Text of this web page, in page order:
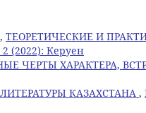
ТЕОРЕТИЧЕСКИЕ И
(2022): Керуен
ЧЕРТЫ ХАРАКТЕРА,
КАЗАХСТАНА ,